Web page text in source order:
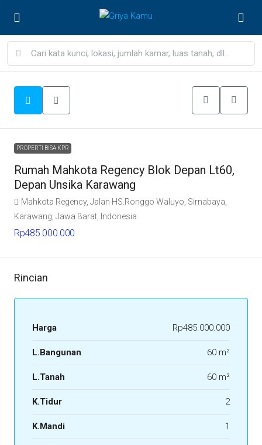
PROPERTI BISA KPR
Rumah Mahkota Regency Blok Depan Lt60,
Depan Unsika Karawang
Mahkota Regency, Jalan HS.Ronggo Waluyo, Sirnabaya,
Karawang, Jawa Barat, Indonesia
Rp485.000.000
Rincian
Harga Rp485.000.000
L.Bangunan 60 m²
L.Tanah 60 m²
K.Tidur 2
K.Mandi 1